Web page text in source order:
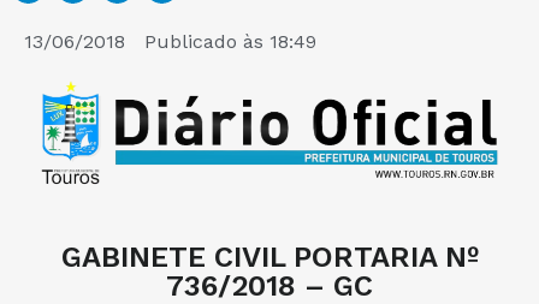
13/06/2018 Publicado às 18:49
GABINETE CIVIL PORTARIA Nº
736/2018 – GC
E-SIC
PERGUNTAS FREQUENTES